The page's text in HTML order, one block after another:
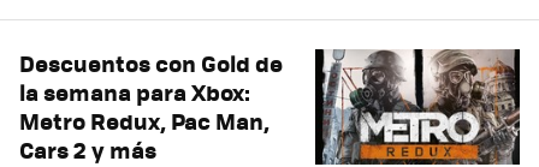
Descuentos con Gold de
la semana para Xbox:
Metro Redux, Pac Man,
Cars 2 y más